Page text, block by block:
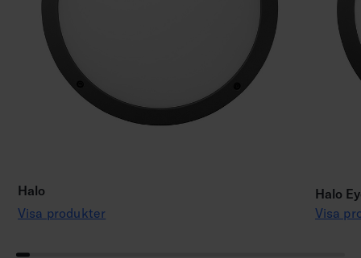
Halo
Visa produkter
Halo
Visa